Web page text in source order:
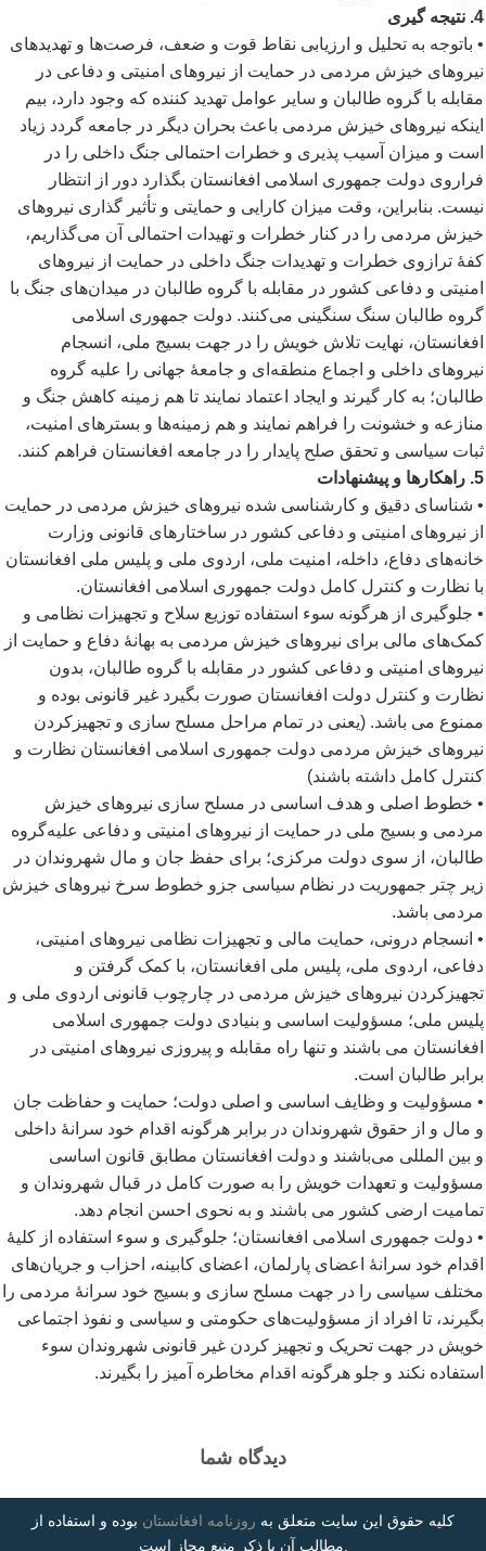
4. نتیجه گیری
• باتوجه به تحلیل و ارزیابی نقاط قوت و ضعف، فرصتها و تهدیدهای
نیروهای خیزش مردمی در حمایت از نیروهای امنیتی و دفاعی در
مقابله با گروه طالبان و سایر عوامل تهدید کننده که وجود دارد، بیم
اینکه نیروهای خیزش مردمی باعث بحران دیگر در جامعه گردد زیاد
است و میزان آسیب پذیری و خطرات احتمالی جنگ داخلی را در
فراروی دولت جمهوری اسلامی افغانستان بگذارد دور از انتظار
نیست. بنابراین، وقت میزان کارایی و حمایتی و تأثیر گذاری نیروهای
خیزش مردمی را در کنار خطرات و تهیدات احتمالی آن میگذاریم،
کفۀ ترازوی خطرات و تهدیدات جنگ داخلی در حمایت از نیروهای
امنیتی و دفاعی کشور در مقابله با گروه طالبان در میدانهای جنگ با
گروه طالبان سنگ سنگینی میکنند. دولت جمهوری اسلامی
افغانستان، نهایت تلاش خویش را در جهت بسیج ملی، انسجام
نیروهای داخلی و اجماع منطقه ای و جامعۀ جهانی را علیه گروه
طالبان؛ به کار گیرند و ایجاد اعتماد نمایند تا هم زمینه کاهش جنگ و
منازعه و خشونت را فراهم نمایند و هم زمینهها و بسترهای امنیت،
ثبات سیاسی و تحقق صلح پایدار را در جامعه افغانستان فراهم کنند.
5. راهکارها و پیشنهادات
• شناسای دقیق و کارشناسی شده نیروهای خیزش مردمی در حمایت
از نیروهای امنیتی و دفاعی کشور در ساختارهای قانونی وزارت
خانههای دفاع، داخله، امنیت ملی، اردوی ملی و پلیس ملی افغانستان
با نظارت و کنترل کامل دولت جمهوری اسلامی افغانستان.
• جلوگیری از هرگونه سوء استفاده توزیع سلاح و تجهیزات نظامی و
کمکهای مالی برای نیروهای خیزش مردمی به بهانۀ دفاع و حمایت از
نیروهای امنیتی و دفاعی کشور در مقابله با گروه طالبان، بدون
نظارت و کنترل دولت افغانستان صورت بگیرد غیر قانونی بوده و
ممنوع می باشد. (یعنی در تمام مراحل مسلح سازی و تجهیزکردن
نیروهای خیزش مردمی دولت جمهوری اسلامی افغانستان نظارت و
کنترل کامل داشته باشند)
• خطوط اصلی و هدف اساسی در مسلح سازی نیروهای خیزش
مردمی و بسیج ملی در حمایت از نیروهای امنیتی و دفاعی علیهگروه
طالبان، از سوی دولت مرکزی؛ برای حفظ جان و مال شهروندان در
زیر چتر جمهوریت در نظام سیاسی جزو خطوط سرخ نیروهای خیزش
مردمی باشد.
• انسجام درونی، حمایت مالی و تجهیزات نظامی نیروهای امنیتی،
دفاعی، اردوی ملی، پلیس ملی افغانستان، با کمک گرفتن و
تجهیزکردن نیروهای خیزش مردمی در چارچوب قانونی اردوی ملی و
پلیس ملی؛ مسؤولیت اساسی و بنیادی دولت جمهوری اسلامی
افغانستان می باشند و تنها راه مقابله و پیروزی نیروهای امنیتی در
برابر طالبان است.
• مسؤولیت و وظایف اساسی و اصلی دولت؛ حمایت و حفاظت جان
و مال و از حقوق شهروندان در برابر هرگونه اقدام خود سرانۀ داخلی
و بین المللی میباشند و دولت افغانستان مطابق قانون اساسی
مسؤولیت و تعهدات خویش را به صورت کامل در قبال شهروندان و
تمامیت ارضی کشور می باشند و به نحوی احسن انجام دهد.
• دولت جمهوری اسلامی افغانستان؛ جلوگیری و سوء استفاده از کلیۀ
اقدام خود سرانۀ اعضای پارلمان، اعضای کابینه، احزاب و جریانهای
مختلف سیاسی را در جهت مسلح سازی و بسیج خود سرانۀ مردمی را
بگیرند، تا افراد از مسؤولیتهای حکومتی و سیاسی و نفوذ اجتماعی
خویش در جهت تحریک و تجهیز کردن غیر قانونی شهروندان سوء
استفاده نکند و جلو هرگونه اقدام مخاطره آمیز را بگیرند.
دیدگاه شما
کلیه حقوق این سایت متعلق به روزنامه افغانستان بوده و استفاده از